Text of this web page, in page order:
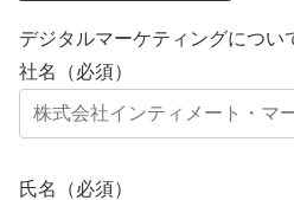
デジタルマーケティングについ
社名（必須）
氏名（必須）